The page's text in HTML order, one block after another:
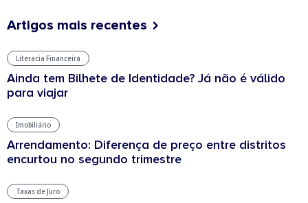
Artigos mais recentes
Literacia Financeira
Ainda tem Bilhete de Identidade? Já não é válido
para viajar
Imobiliário
Arrendamento: Diferença de preço entre distritos
encurtou no segundo trimestre
Taxas de Juro